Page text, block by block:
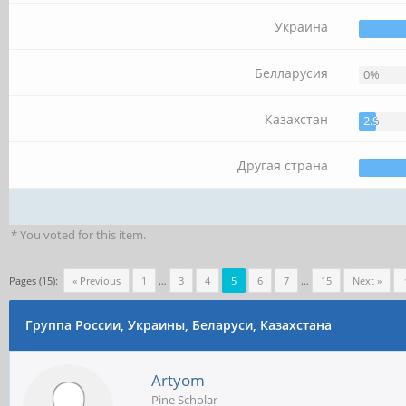
Украина
Белларусия 0%
Казахстан 2.94%
Другая страна
* You voted for this item.
Pages (15): « Previous 1 … 3 4 5 6 7 … 15 Next »
Группа России, Украины, Беларуси, Казахстана
Artyom
Pine Scholar